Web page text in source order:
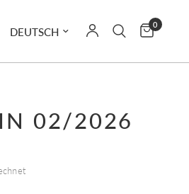
Land/Region aktualisieren 0
02/2026